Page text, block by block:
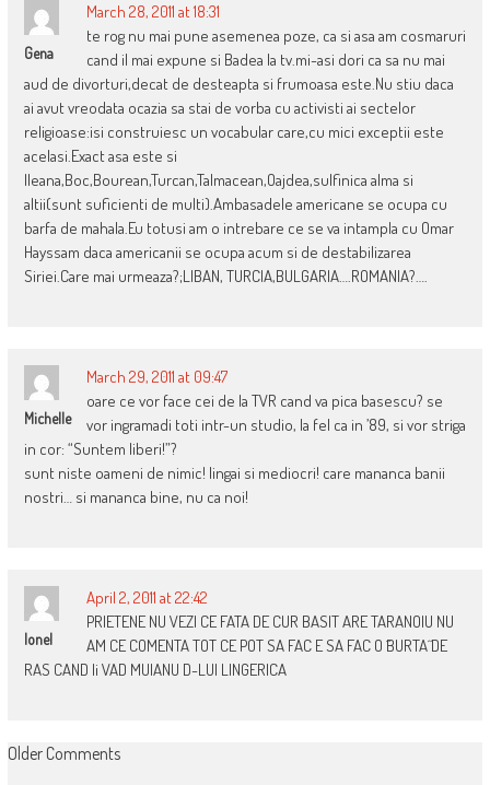
Gena
March 28, 2011 at 18:31
te rog nu mai pune asemenea poze, ca si asa am cosmaruri
cand il mai expune si Badea la tv.mi-asi dori ca sa nu mai
aud de divorturi,decat de desteapta si frumoasa este.Nu stiu daca
ai avut vreodata ocazia sa stai de vorba cu activisti ai sectelor
religioase:isi construiesc un vocabular care,cu mici exceptii este
acelasi.Exact asa este si
Ileana,Boc,Bourean,Turcan,Talmacean,Oajdea,sulfinica alma si
altii(sunt suficienti de multi).Ambasadele americane se ocupa cu
barfa de mahala.Eu totusi am o intrebare ce se va intampla cu Omar
Hayssam daca americanii se ocupa acum si de destabilizarea
Siriei.Care mai urmeaza?;LIBAN, TURCIA,BULGARIA….ROMANIA?….
Michelle
March 29, 2011 at 09:47
oare ce vor face cei de la TVR cand va pica basescu? se
vor ingramadi toti intr-un studio, la fel ca in ’89, si vor striga
in cor: “Suntem liberi!”?
sunt niste oameni de nimic! lingai si mediocri! care mananca banii
nostri… si mananca bine, nu ca noi!
Ionel
April 2, 2011 at 22:42
PRIETENE NU VEZI CE FATA DE CUR BASIT ARE TARANOIU NU
AM CE COMENTA TOT CE POT SA FAC E SA FAC O ˝BURTA˝ DE
RAS CAND Ii VAD MUIANU D-LUI LINGERICA
COMMENT
Older Comments